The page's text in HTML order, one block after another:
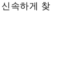
속하게 찾